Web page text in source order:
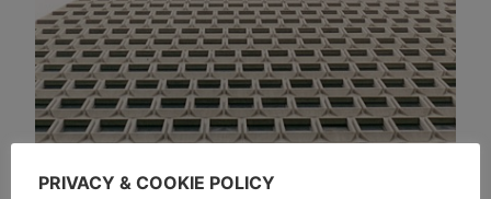
PRIVACY & COOKIE POLICY